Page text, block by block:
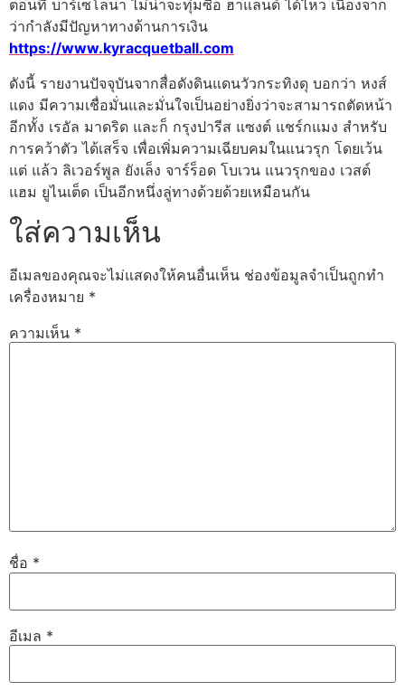
ตอนที่ บาร์เซโลนา ไม่น่าจะทุ่มซื้อ ฮาแลนด์ ได้ไหว เนื่องจาก
ว่ากำลังมีปัญหาทางด้านการเงิน
https://www.kyracquetball.com
ดังนี้ รายงานปัจจุบันจากสื่อดังดินแดนวัวกระทิงดุ บอกว่า หงส์
แดง มีความเชื่อมั่นและมั่นใจเป็นอย่างยิ่งว่าจะสามารถตัดหน้า
อีกทั้ง เรอัล มาดริด และก็ กรุงปารีส แซงต์ แชร์กแมง สำหรับ
การคว้าตัว ได้เสร็จ เพื่อเพิ่มความเฉียบคมในแนวรุก โดยเว้น
แต่ แล้ว ลิเวอร์พูล ยังเล็ง จาร์ร็อด โบเวน แนวรุกของ เวสต์
แฮม ยูไนเต็ด เป็นอีกหนึ่งลู่ทางด้วยด้วยเหมือนกัน
ใส่ความเห็น
อีเมลของคุณจะไม่แสดงให้คนอื่นเห็น ช่องข้อมูลจำเป็นถูกทำ
เครื่องหมาย *
ความเห็น *
ชื่อ *
อีเมล *